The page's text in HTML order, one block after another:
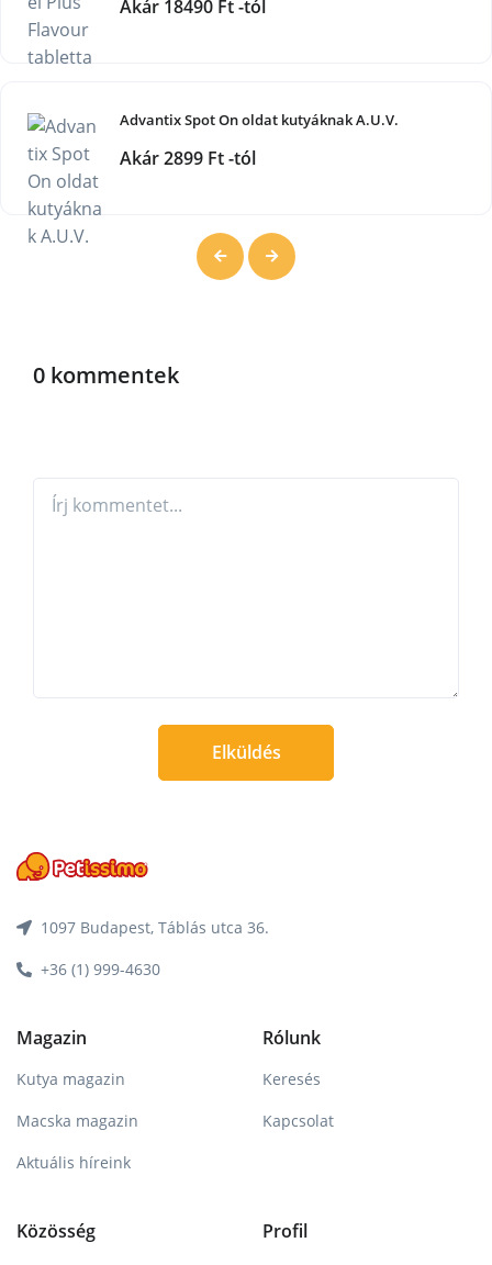
Akár 18490 Ft -tól
Advantix Spot On oldat kutyáknak A.U.V.
Akár 2899 Ft -tól
0 kommentek
Elküldés
1097 Budapest, Táblás utca 36.
+36 (1) 999-4630
Magazin
Kutya magazin
Macska magazin
Aktuális híreink
Rólunk
Keresés
Kapcsolat
Közösség Profil